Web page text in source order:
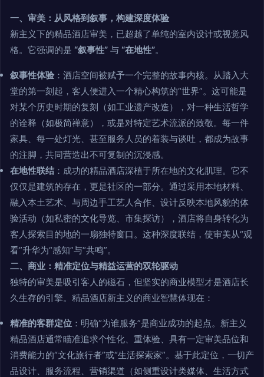
一、审美：从风格到叙事，构建深度体验
新主义下的精品酒店审美，已超越了单纯的室内设计或视觉风
格。它强调的是 “叙事性” 与 “在地性”。
叙事性体验 ：酒店空间被赋予一个完整的故事内核。从踏入大
堂的第一刻起，客人便进入一个精心构筑的“世界”。这可能是
对某个历史时期的复刻（如工业遗产改造），对一种生活哲学
的诠释（如极简禅意），或是对特定艺术流派的致敬。每一件
家具、每一处灯光、甚至服务人员的着装与谈吐，都成为故事
的注脚，共同营造出不可复制的沉浸感。
在地性联结 ：成功的精品酒店深植于所在地的文化肌理。它不
仅仅是建筑的存在，更是社区的一部分。通过采用本地材料、
融入本土艺术、与周边手工艺人合作、设计反映本地风貌的体
验活动（如私密的文化导览、市集探访），酒店将自身转化为
客人探索目的地的一扇独特窗口。这种深度联结，使审美从“观
看”升华为“感知”与“共鸣”。
二、商业：精准定位与精益运营的双轮驱动
独特的审美是吸引客人的磁石，但坚实的商业模型才是酒店长
久生存的引擎。精品酒店新主义的商业智慧体现在：
精准的客群定位 ：明确“为谁服务”是商业成功的起点。新主义
精品酒店通常瞄准追求个性化、重体验、具有一定审美品位和
消费能力的“文化旅行者”或“生活探索家”。基于此定位，一切产
品设计、服务流程、营销渠道（如侧重设计类媒体、生活方式